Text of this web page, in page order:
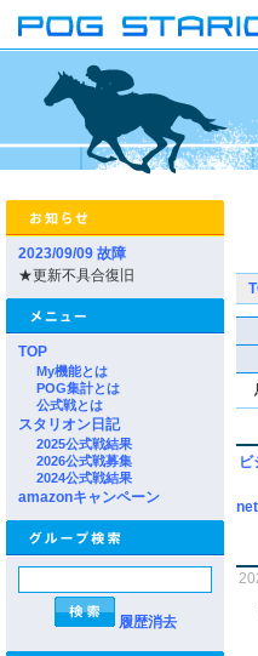
2023/09/09 故障
★更新不具合復旧
TOP
My機能とは
POG集計とは
公式戦とは
スタリオン日記
2025公式戦結果
2026公式戦募集
2024公式戦結果
amazonキャンペーン
履歴消去
ビ